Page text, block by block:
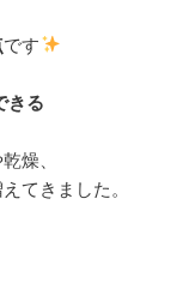
です
きる
燥、
てきました。